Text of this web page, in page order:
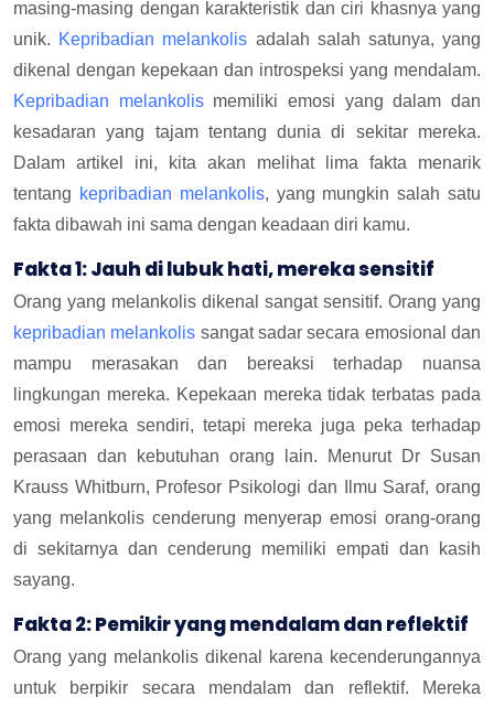
masing-masing dengan karakteristik dan ciri khasnya yang
unik. Kepribadian melankolis adalah salah satunya, yang
dikenal dengan kepekaan dan introspeksi yang mendalam.
Kepribadian melankolismemiliki emosi yang dalam dan
kesadaran yang tajam tentang dunia di sekitar mereka.
Dalam artikel ini, kita akan melihat lima fakta menarik
tentang kepribadian melankolis, yang mungkin salah satu
fakta dibawah ini sama dengan keadaan diri kamu.
Fakta 1: Jauh di lubuk hati, mereka sensitif
Orang yang melankolis dikenal sangat sensitif. Orang yang
kepribadian melankolis sangat sadar secara emosional dan
mampu merasakan dan bereaksi terhadap nuansa
lingkungan mereka. Kepekaan mereka tidak terbatas pada
emosi mereka sendiri, tetapi mereka juga peka terhadap
perasaan dan kebutuhan orang lain. Menurut Dr Susan
Krauss Whitburn, Profesor Psikologi dan Ilmu Saraf, orang
yang melankolis cenderung menyerap emosi orang-orang
di sekitarnya dan cenderung memiliki empati dan kasih
sayang.
Fakta 2: Pemikir yang mendalam dan reflektif
Orang yang melankolis dikenal karena kecenderungannya
untuk berpikir secara mendalam dan reflektif. Mereka